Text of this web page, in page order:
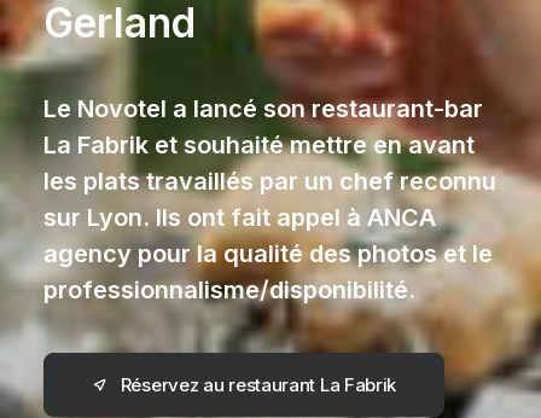
Gerland
Le Novotel a lancé son restaurant-bar
La Fabrik et souhaité mettre en avant
les plats travaillés par un chef reconnu
sur Lyon. Ils ont fait appel à ANCA
agency pour la qualité des photos et le
professionnalisme/disponibilité.
Réservez au restaurant La Fabrik